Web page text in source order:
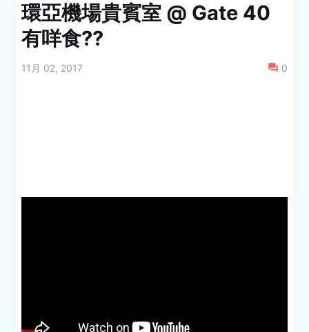
環亞機場貴賓室 @ Gate 40
有咩食??
11月 02, 2017 0